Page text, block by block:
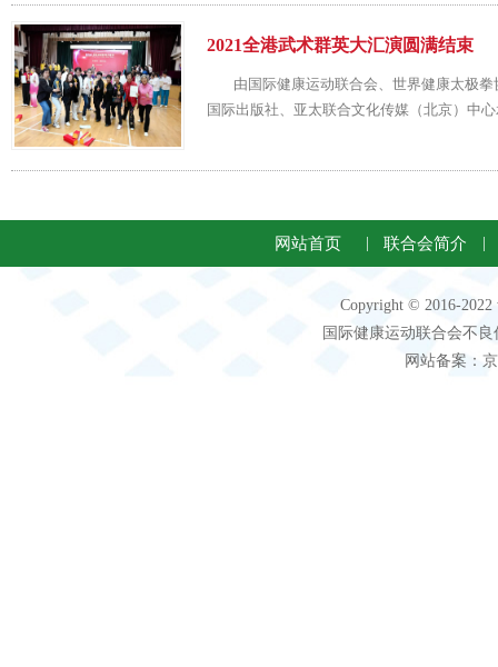
2021全港武术群英大汇演圆满结束
由国际健康运动联合会、世界健康太极拳
国际出版社、亚太联合文化传媒（北京）中
网站首页 联合会简介
Copyright © 2016-
国际健康运动联合会不
网站备案：